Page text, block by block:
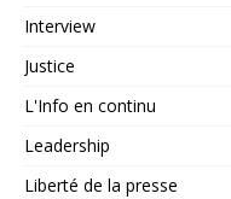
Interview
Justice
L'Info en continu
Leadership
Liberté de la presse